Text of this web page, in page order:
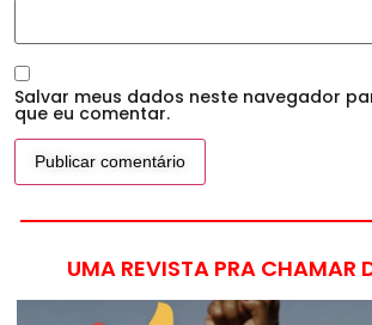
Salvar meus dados neste navegador
que eu comentar.
UMA REVISTA PRA CHAMAR